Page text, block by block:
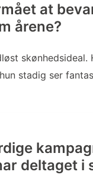
at
årene?
skønhedsideal.
stadig ser
deltaget i